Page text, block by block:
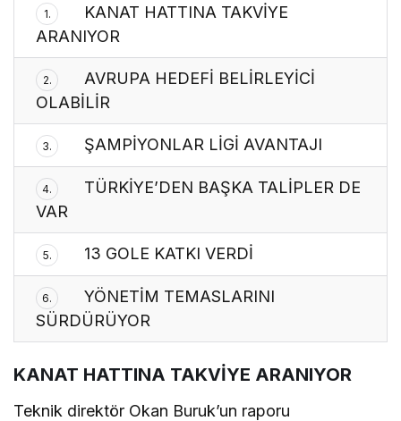
1.
KANAT HATTINA TAKVİYE
ARANIYOR
2.
AVRUPA HEDEFİ BELİRLEYİCİ
OLABİLİR
3. ŞAMPİYONLAR LİGİ AVANTAJI
4.
TÜRKİYE’DEN BAŞKA TALİPLER DE
VAR
5. 13 GOLE KATKI VERDİ
6.
YÖNETİM TEMASLARINI
SÜRDÜRÜYOR
KANAT HATTINA TAKVİYE ARANIYOR
Teknik direktör Okan Buruk’un raporu